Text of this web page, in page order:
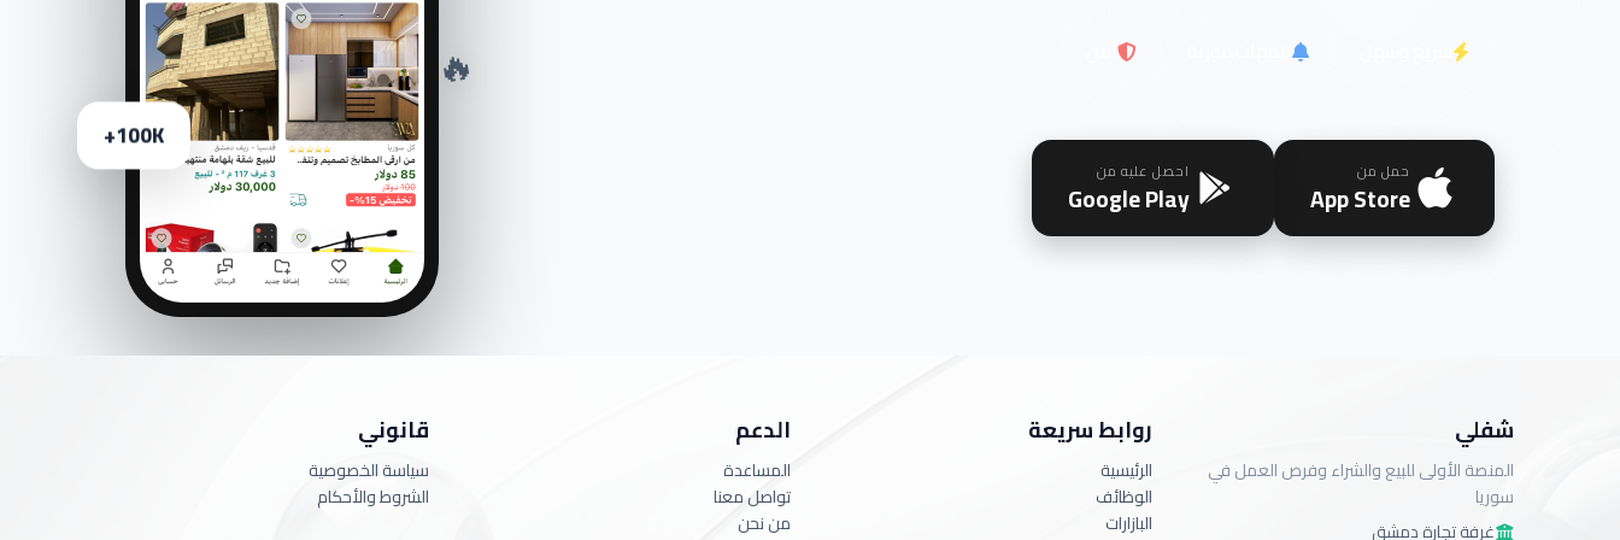
حمل من
App Store
احصل عليه من
Google Play
100K+
🔥
شفلي
المنصة الأولى للبيع والشراء وفرص العمل في
سوريا
غرفة تجارة دمشق
روابط سريعة
الرئيسية
الوظائف
البازارات
الدعم
المساعدة
تواصل معنا
من نحن
قانوني
سياسة الخصوصية
الشروط والأحكام